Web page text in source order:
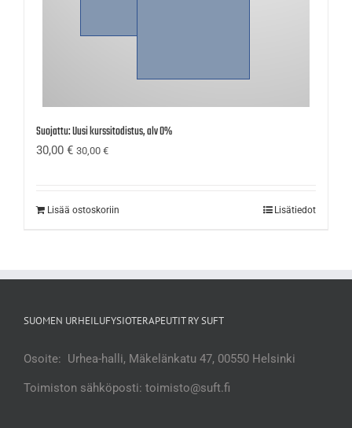
Suojattu: Uusi kurssitodistus, alv 0%
30,00 € 30,00 €
Lisää ostoskoriin Lisätiedot
SUOMEN URHEILUFYSIOTERAPEUTIT RY SUFT
Osoite: Urhea-halli, Mäkelänkatu 47, 00550 Helsinki
Toimiston sähköposti: toimisto@suft.fi